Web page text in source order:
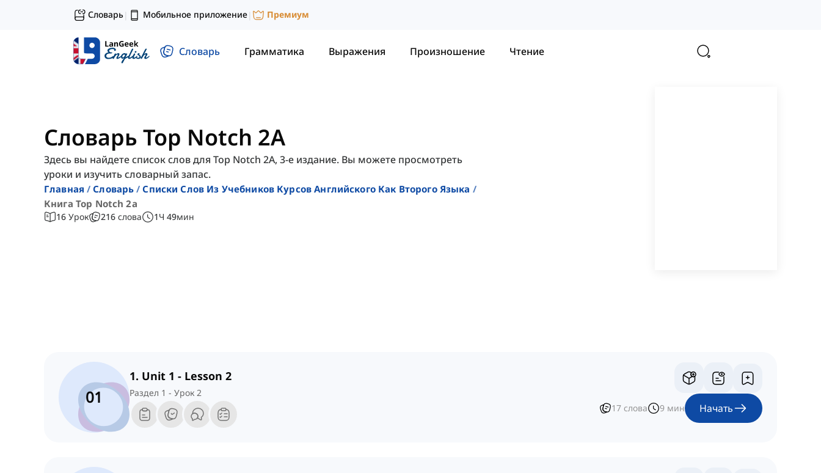
Словарь| Мобильное приложение| Премиум
Словарь Грамматика Выражения Произношение Чтение
Словарь Top Notch 2A
Здесь вы найдете список слов для Top Notch 2A, 3-е издание. Вы можете просмотреть
уроки и изучить словарный запас.
Главная Словарь
Списки Слов Из Учебников Курсов Английского Как Второго Языка
Книга Top Notch 2a
16 Урок 216 слова 1Ч 49мин
01
1. Unit 1 - Lesson 2
Раздел 1 - Урок 2
17 слова 9 мин Начать